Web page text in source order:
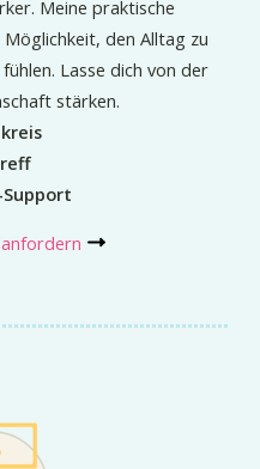
Meine praktische
den Alltag zu
Lasse dich von der
stärken.